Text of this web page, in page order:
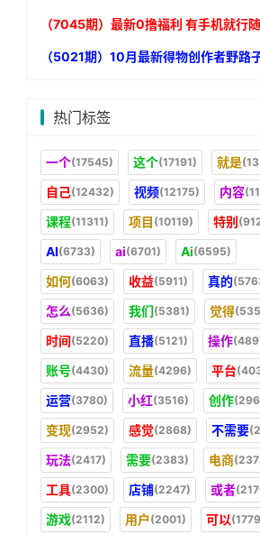
热门标签
一个(17545) 这个(17191) 就是
自己(12432) 视频(12175) 内容
课程(11311) 项目 (10119) 特别
AI(6733) ai(6701) Ai(6595)
如何(6063) 收益(5911) 真的
怎么(5636) 我们(5381) 觉得
时间(5220) 直播(5121) 操作
账号(4430) 流量(4296) 平台
运营(3780) 小红(3516) 创作
变现(2952) 感觉(2868) 不需要
玩法(2417) 需要(2383) 电商
工具(2300) 店铺(2247) 或者
游戏(2112) 用户(2001) 可以